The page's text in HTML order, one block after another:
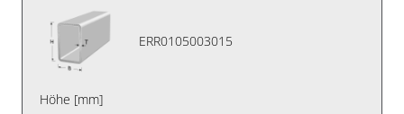
ERR0105003015
Höhe [mm]